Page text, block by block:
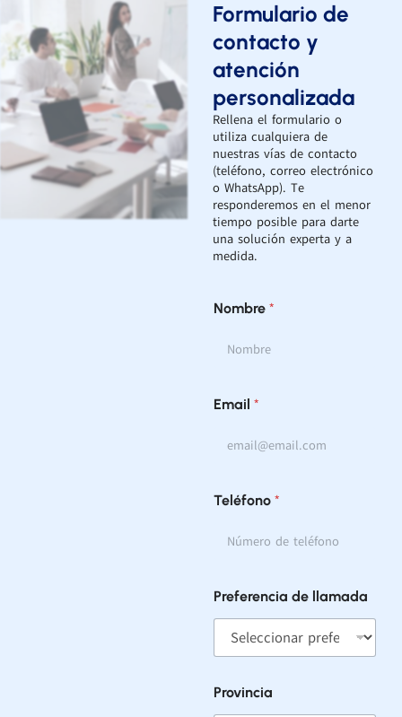
Formulario de
contacto y
atención
personalizada
Rellena el formulario o
utiliza cualquiera de
nuestras vías de contacto
(teléfono, correo electrónico
o WhatsApp). Te
responderemos en el menor
tiempo posible para darte
una solución experta y a
medida.
Nombre*
Email*
E
a
y
u
a
l
Teléfono*
Preferencia de llamada
Provincia